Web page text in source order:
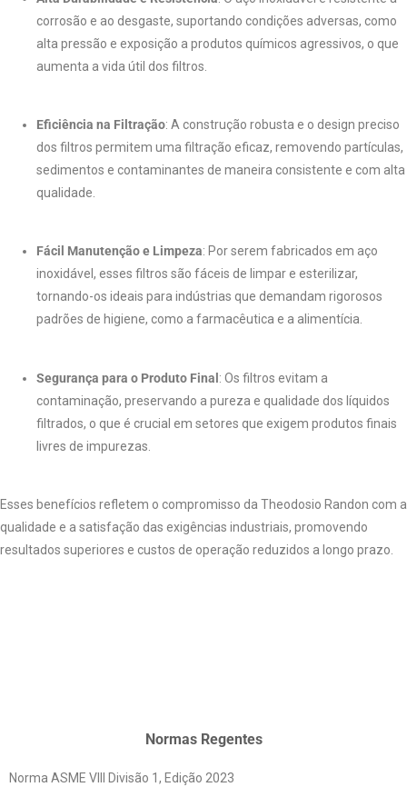
corrosão e ao desgaste, suportando condições adversas, como
alta pressão e exposição a produtos químicos agressivos, o que
aumenta a vida útil dos filtros.
Eficiência na Filtração: A construção robusta e o design preciso
dos filtros permitem uma filtração eficaz, removendo partículas,
sedimentos e contaminantes de maneira consistente e com alta
qualidade.
Fácil Manutenção e Limpeza: Por serem fabricados em aço
inoxidável, esses filtros são fáceis de limpar e esterilizar,
tornando-os ideais para indústrias que demandam rigorosos
padrões de higiene, como a farmacêutica e a alimentícia.
Segurança para o Produto Final : Os filtros evitam a
contaminação, preservando a pureza e qualidade dos líquidos
filtrados, o que é crucial em setores que exigem produtos finais
livres de impurezas.
Esses benefícios refletem o compromisso da Theodosio Randon com a
qualidade e a satisfação das exigências industriais, promovendo
resultados superiores e custos de operação reduzidos a longo prazo.
Normas Regentes
Norma ASME VIII Divisão 1, Edição 2023